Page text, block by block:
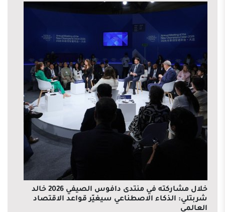
خلال مشاركته في منتدى دافوس الصيفي 2026 خالد
شربتلي: الذكاء الاصطناعي سيغيّر قواعد الاقتصاد
العالمي